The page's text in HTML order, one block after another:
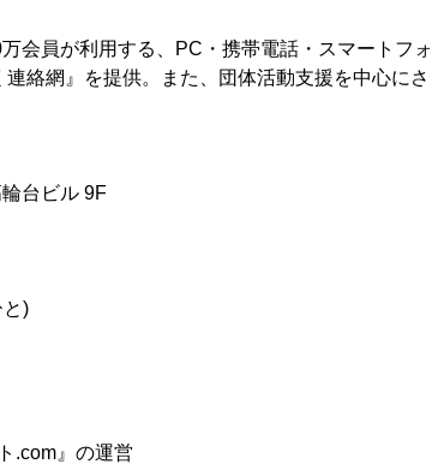
会員が利用する、PC・携帯電話・スマートフォ
絡網』を提供。また、団体活動支援を中心にさ
台ビル 9F
)
』の運営